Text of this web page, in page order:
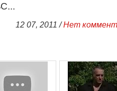
12 07, 2011 /Нет